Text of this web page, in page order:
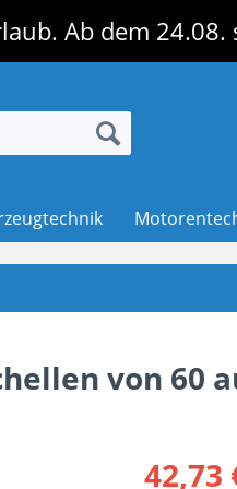
Ab dem
von 60
42,73